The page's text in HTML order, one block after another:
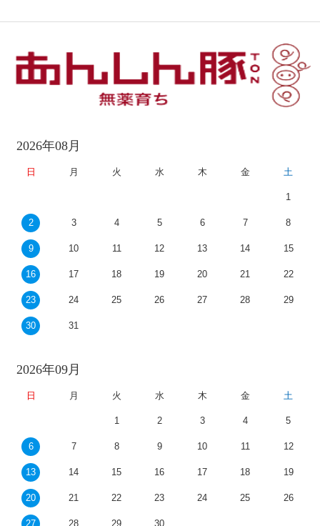
2026年08月
日 月 火 水 木 金 土
1
2 3 4 5 6 7 8
9 10 11 12 13 14 15
16 17 18 19 20 21 22
23 24 25 26 27 28 29
30 31
2026年09月
日 月 火 水 木 金 土
1 2 3 4 5
6 7 8 9 10 11 12
13 14 15 16 17 18 19
20 21 22 23 24 25 26
27 28 29 30